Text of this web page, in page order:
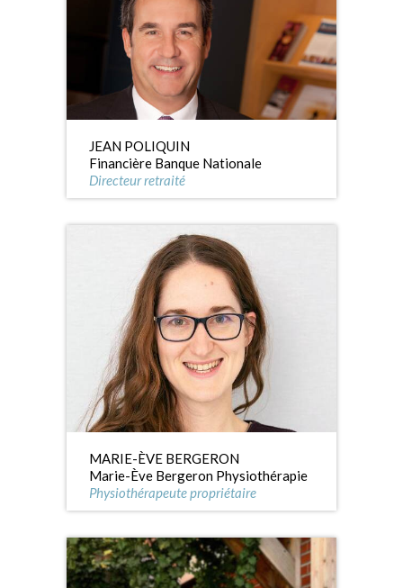
JEAN POLIQUIN
Financière Banque Nationale
Directeur retraité
MARIE-ÈVE BERGERON
Marie-Ève Bergeron Physiothérapie
Physiothérapeute propriétaire